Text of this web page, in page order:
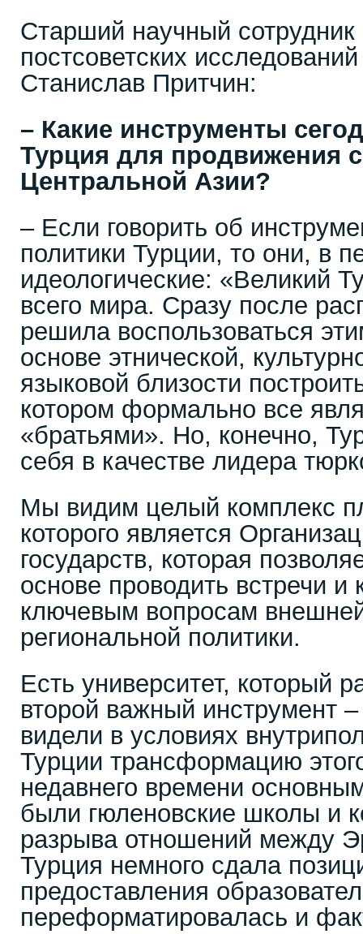
Старший научный
постсоветских
Станислав Притчин:
– Какие инструменты
Турция для продвижения
Центральной Азии?
– Если говорить об
политики Турции, то они, в
идеологические: «Великий
всего мира. Сразу после
решила воспользоваться
основе этнической,
языковой близости
котором формально все
«братьями». Но, конечно,
себя в качестве лидера
Мы видим целый комплекс
которого является
государств, которая
основе проводить встречи и
ключевым вопросам
региональной политики.
Есть университет, который
второй важный инструмент
видели в условиях
Турции трансформацию
недавнего времени
были гюленовские школы и
разрыва отношений между
Турция немного сдала
предоставления
переформатировалась и